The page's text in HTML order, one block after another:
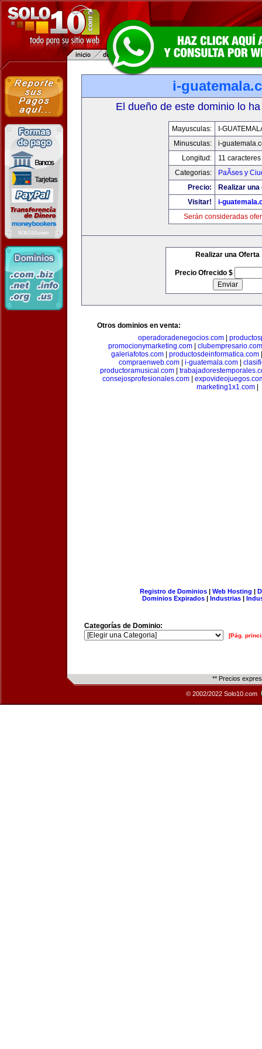
i-
El dueño de este dominio lo
Mayusculas:
I-
Minusculas:
i-
Longitud:
11 caracteres
Categorias:
PaÃ­ses y
Precio:
Realizar
Visitar!
i-
Serán consideradas
Realizar una Oferta
Precio Ofrecido $
Otros dominios en venta:
operadoradenegocios.com|
promocionymarketing.com| clubempresario.com
galeriafotos.com
productosdeinformatica.com
compraenweb.com| i-guatemala.com|
productoramusical.com
consejosprofesionales.com|
marketing1x1.com
Registro de Dominios| Web Hosting |
Dominios Expirados | Industrias |
Categorías de Dominio:
[Pág.
** Precios
© 2002/2022 Solo10.com